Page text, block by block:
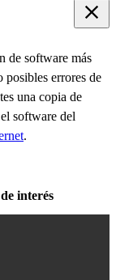
de software más
posibles errores de
una copia de
software del
.
interés